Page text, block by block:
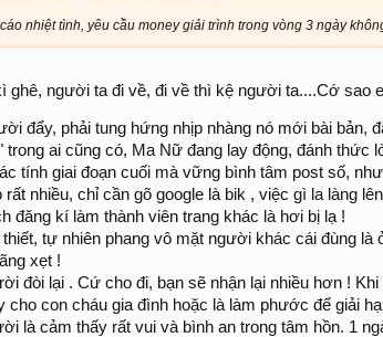
nhiệt tình, yêu cầu money giải trình trong vòng 3 ngày
ghê, người ta đi về, đi về thì kệ người ta....Cớ sao
đẩy, phải tung hứng nhịp nhàng nó mới bài bản,
ai cũng có, Ma Nữ đang lay động, đánh
tính giai đoạn cuối mà vững bình tâm post số,
rất nhiều, chỉ cần gõ google là bik , việc gì la làng
đăng kí làm thành viên trang khác là hơi bị lạ !
thiết, tự nhiên phang vô mặt người khác cái đùng
xẹt !
đòi lại . Cứ cho đi, bạn sẽ nhận lại nhiều hơn !
cho con cháu gia đình hoặc là làm phước để giải
là cảm thấy rất vui và bình an trong tâm hồn. 1